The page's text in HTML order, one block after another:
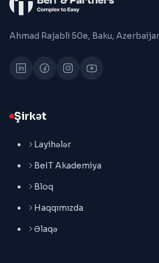
Ahmad Rajabli 50e, Baku,
Şirkət
Layihələr
BeIT Akademiya
Bloq
Haqqımızda
Əlaqə